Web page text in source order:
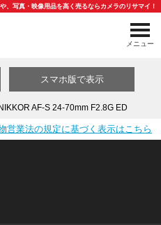
、写真・映像用品を高く売るならカメラのリサマイ！
メニュー
スマホ版で表示
AF-S 24-70mm F2.8G ED
営業法の規定に基づく表示はこちら